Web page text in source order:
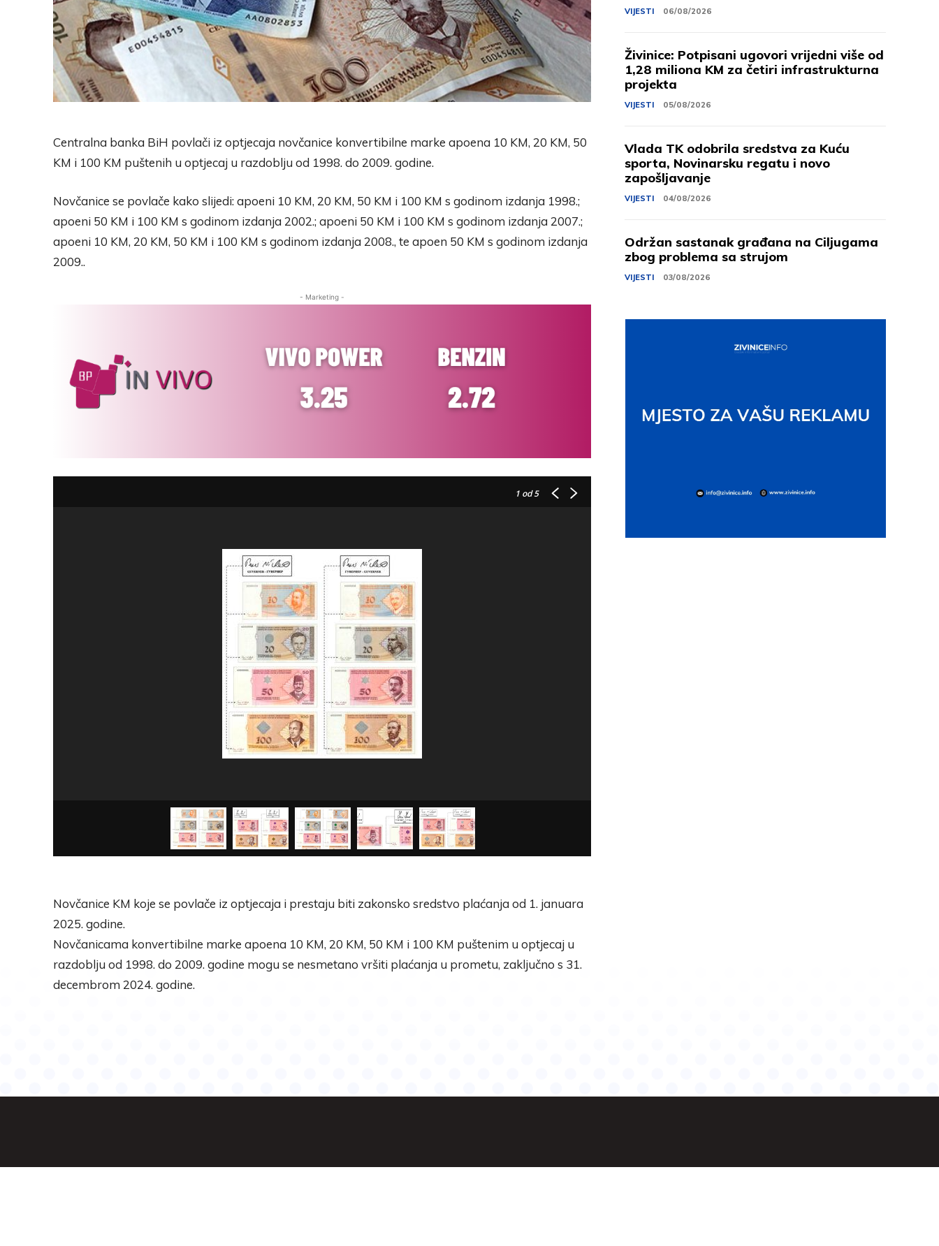
Centralna banka BiH povlači iz optjecaja novčanice konvertibilne marke apoena 10 KM, 20 KM, 50
KM i 100 KM puštenih u optjecaj u razdoblju od 1998. do 2009. godine.
Novčanice se povlače kako slijedi: apoeni 10 KM, 20 KM, 50 KM i 100 KM s godinom izdanja 1998.;
apoeni 50 KM i 100 KM s godinom izdanja 2002.; apoeni 50 KM i 100 KM s godinom izdanja 2007.;
apoeni 10 KM, 20 KM, 50 KM i 100 KM s godinom izdanja 2008., te apoen 50 KM s godinom izdanja
2009..
- Marketing -
1 od 5
Novčanice KM koje se povlače iz optjecaja i prestaju biti zakonsko sredstvo plaćanja od 1. januara
2025. godine.
Novčanicama konvertibilne marke apoena 10 KM, 20 KM, 50 KM i 100 KM puštenim u optjecaj u
razdoblju od 1998. do 2009. godine mogu se nesmetano vršiti plaćanja u prometu, zaključno s 31.
decembrom 2024. godine.
VIJESTI 06/08/2026
Živinice: Potpisani ugovori vrijedni više od
1,28 miliona KM za četiri infrastrukturna
projekta
VIJESTI 05/08/2026
Vlada TK odobrila sredstva za Kuću
sporta, Novinarsku regatu i novo
zapošljavanje
VIJESTI 04/08/2026
Održan sastanak građana na Ciljugama
zbog problema sa strujom
VIJESTI 03/08/2026